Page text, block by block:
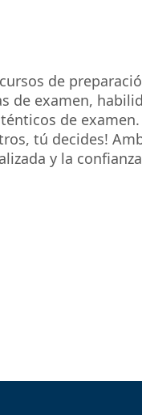
de
de examen,
de examen.
tú decides!
y la